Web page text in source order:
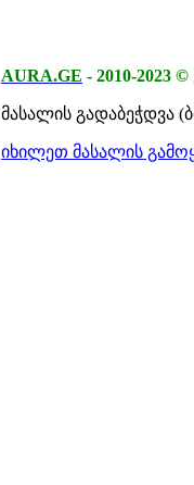
AURA.GE - 2010-2023 ©
მასალის გადაბეჭდვა
იხილეთ მასალის